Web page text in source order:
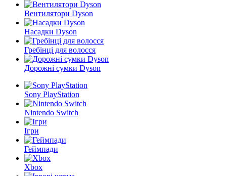
Вентилятори Dyson
Насадки Dyson
Гребінці для волосся
Дорожні сумки Dyson
Sony PlayStation
Nintendo Switch
Ігри
Геймпади
Xbox